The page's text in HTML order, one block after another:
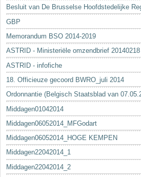
Besluit van De Brusselse Hoofdstedelijke
GBP
Memorandum BSO 2014-2019
ASTRID - Ministeriële omzendbrief 20140218
ASTRID - infofiche
18. Officieuze gecoord BWRO_juli 2014
Ordonnantie (Belgisch Staatsblad van
Middagen01042014
Middagen06052014_MFGodart
Middagen06052014_HOGE KEMPEN
Middagen22042014_1
Middagen22042014_2